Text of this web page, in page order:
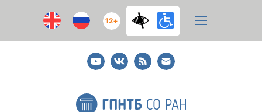
12+
YoutubeВКонтакте
RSS
E-
mail
подписка